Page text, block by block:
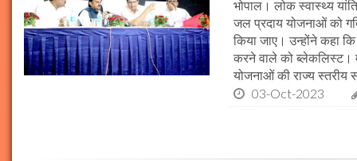
भोपाल। लोक स्वास्थ्य
जल प्रदाय योजनाओं को
किया जाए। उन्होंने कहा
करने वाले को ब्लेकलिस्ट।
योजनाओं की राज्य स्तरीय
03-Oct-2023